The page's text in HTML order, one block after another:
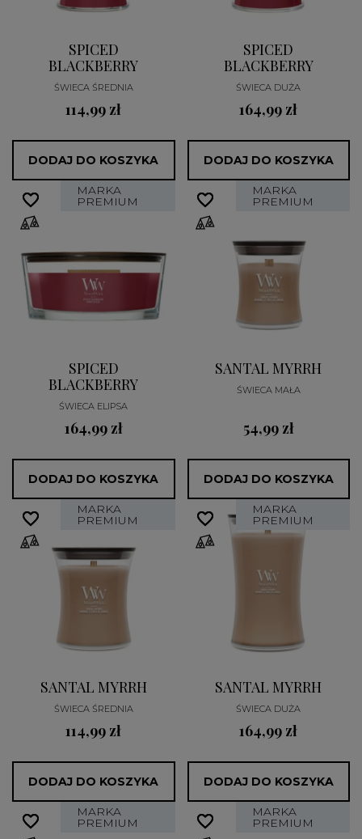
SPICED
BLACKBERRY
ŚWIECA ŚREDNIA
114,99 zł
DODAJ DO KOSZYKA
SPICED
BLACKBERRY
ŚWIECA DUŻA
164,99 zł
DODAJ DO KOSZYKA
MARKA
PREMIUM
SPICED
BLACKBERRY
ŚWIECA ELIPSA
164,99 zł
DODAJ DO KOSZYKA
favorite_border
favorite_border MARKA
PREMIUM
SANTAL MYRRH
ŚWIECA MAŁA
54,99 zł
DODAJ DO KOSZYKA
favorite_border
favorite_border
MARKA
PREMIUM
SANTAL MYRRH
ŚWIECA ŚREDNIA
114,99 zł
DODAJ DO KOSZYKA
favorite_border
favorite_border MARKA
PREMIUM
SANTAL MYRRH
ŚWIECA DUŻA
164,99 zł
DODAJ DO KOSZYKA
favorite_border
favorite_border
MARKA
PREMIUM
favorite_border
favorite_border MARKA
PREMIUM
favorite_border
favorite_border